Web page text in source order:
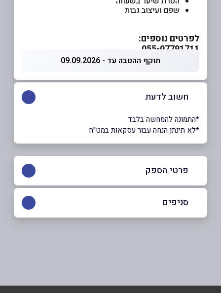
שפם ועיצוב גבות
לפרטים נוספים:
055-07791711
תוקף ההטבה עד - 09.09.2026
חשוב לדעת
*התמונה להמחשה בלבד
*לא תינתן הנחה עבור עסקאות במט"ח
פרטי הספק
סניפים